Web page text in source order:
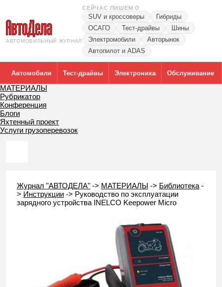
АВТОМОБИЛЬНЫЙ ЖУРНАЛ
СЕЙЧАС ПИШЕМ О
SUV и кроссоверы
Гибриды
ОСАГО
Тест-драйвы
Шины
Электромобили
Авторынок
Автопилот и ADAS
Автомобили Тест-драйвы Электроника Обслуживание
МАТЕРИАЛЫ
Рубрикатор
Конференция
Блоги
Яхтенный проект
Услуги грузоперевозок
Журнал "АВТОДЕЛА" -> МАТЕРИАЛЫ -> Библиотека -
> Инструкции -> Руководство по эксплуатации
зарядного устройства INELCO Keepower Micro